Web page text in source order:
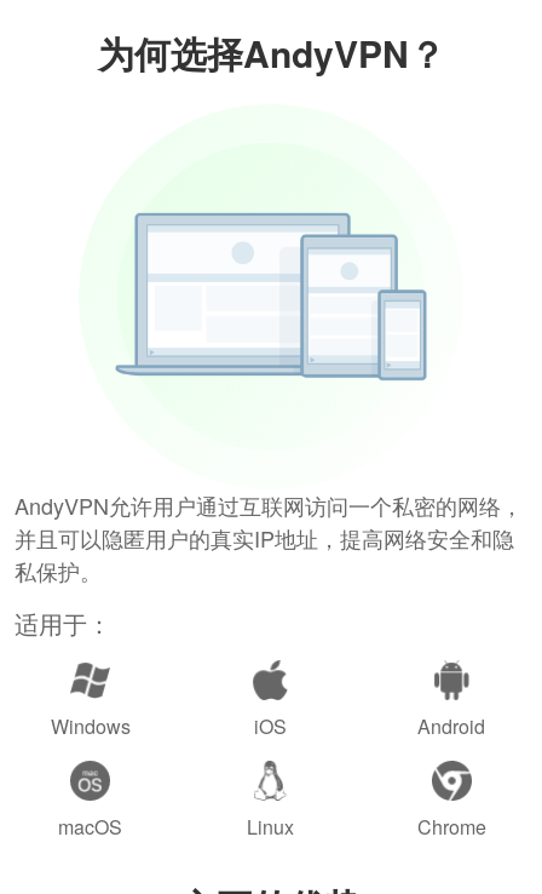
为何选择AndyVPN？
AndyVPN允许用户通过互联网访问一个私密的网络，
并且可以隐匿用户的真实IP地址，提高网络安全和隐
私保护。
适用于：
Windows iOS Android
macOS Linux Chrome